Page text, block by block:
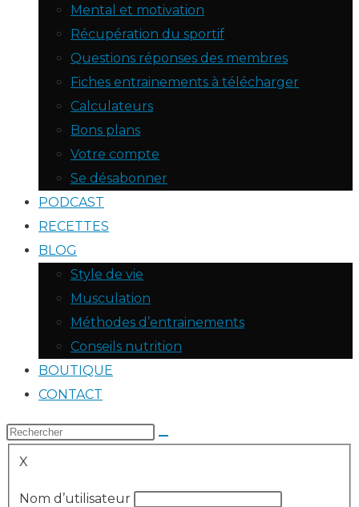
Mental et motivation
Récupération du sportif
Questions réponses des membres
Fiches entrainements à télécharger
Calculateurs
Bons plans
Votre compte
Se désabonner
PODCAST
RECETTES
BLOG
Style de vie
Musculation
Méthodes d’entrainements
Conseils nutrition
BOUTIQUE
CONTACT
X
Nom d’utilisateur